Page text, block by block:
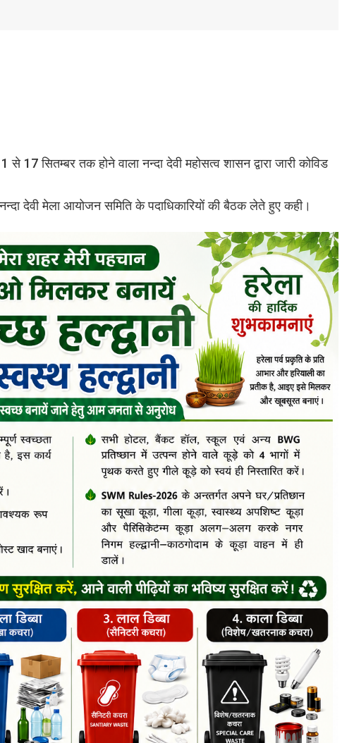
से 17 सितम्बर तक होने वाला नन्दा देवी महोसत्व शासन द्वारा जारी कोविड
नन्दा देवी मेला आयोजन समिति के पदाधिकारियों की बैठक लेते हुए कही।